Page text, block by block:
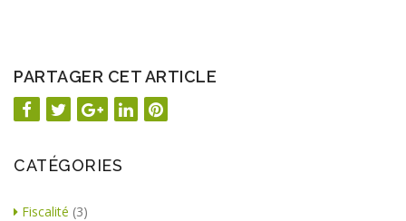
PARTAGER CET ARTICLE
CATÉGORIES
Fiscalité (3)